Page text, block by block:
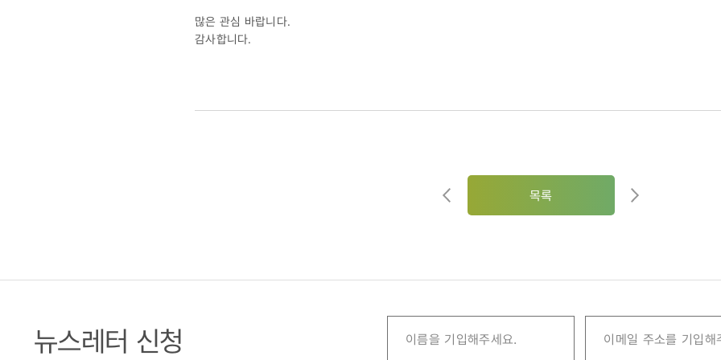
뿐
(2019.04.07)
많은 관심 바랍니다.
감사합니다.
목록
뉴스레터 신청